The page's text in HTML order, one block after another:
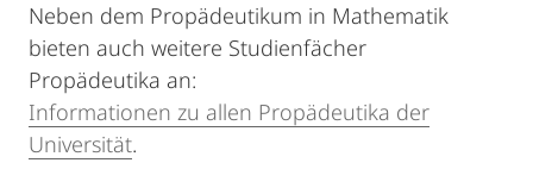
Neben dem Propädeutikum in Mathematik
bieten auch weitere Studienfächer
Propädeutika an:
Informationen zu allen Propädeutika der
Universität.